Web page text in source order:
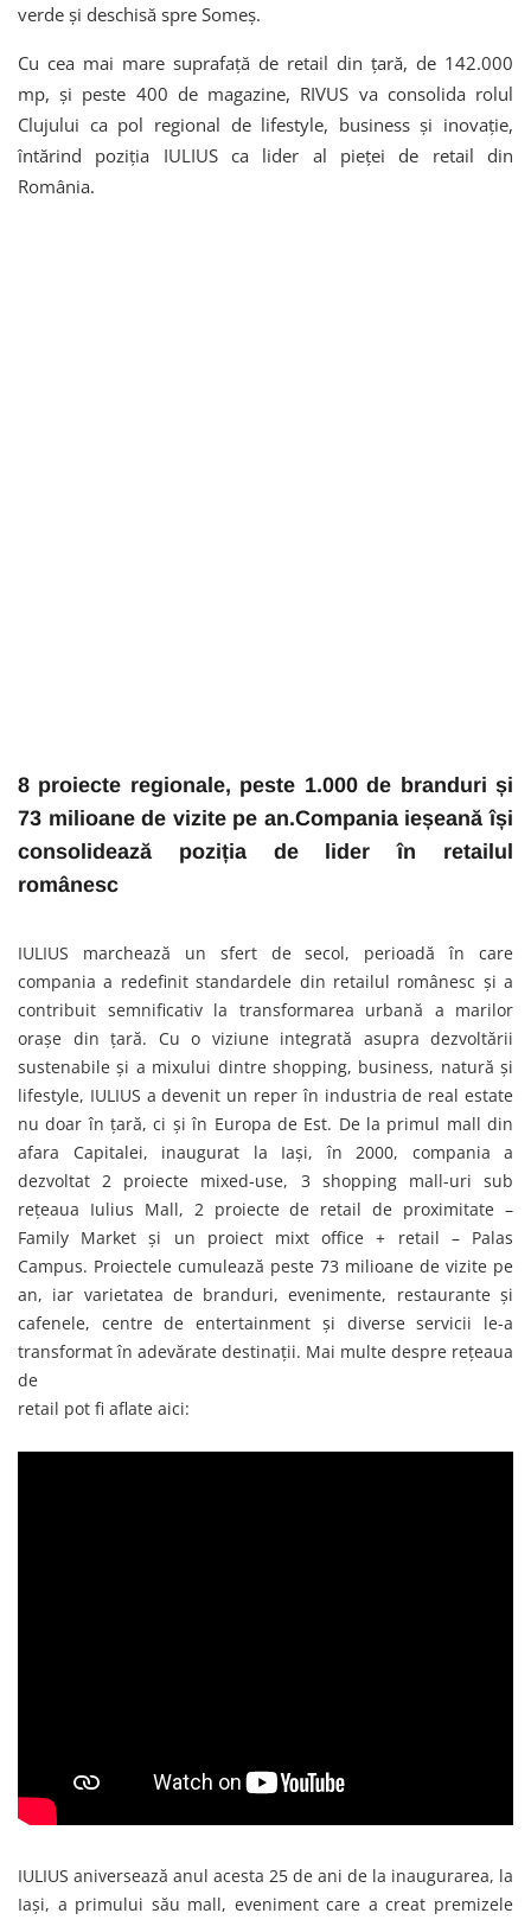
verde și deschisă spre Someș.
Cu cea mai mare suprafață de retail din țară, de 142.000
mp, și peste 400 de magazine, RIVUS va consolida rolul
Clujului ca pol regional de lifestyle, business și inovație,
întărind poziția IULIUS ca lider al pieței de retail din
România.
8 proiecte regionale, peste 1.000 de branduri și
73 milioane de vizite pe an.Compania ieșeană își
consolidează poziția de lider în retailul
românesc
IULIUS marchează un sfert de secol, perioadă în care
compania a redefinit standardele din retailul românesc și a
contribuit semnificativ la transformarea urbană a marilor
orașe din țară. Cu o viziune integrată asupra dezvoltării
sustenabile și a mixului dintre shopping, business, natură și
lifestyle, IULIUS a devenit un reper în industria de real estate
nu doar în țară, ci și în Europa de Est. De la primul mall din
afara Capitalei, inaugurat la Iași, în 2000, compania a
dezvoltat 2 proiecte mixed-use, 3 shopping mall-uri sub
rețeaua Iulius Mall, 2 proiecte de retail de proximitate –
Family Market și un proiect mixt office + retail – Palas
Campus. Proiectele cumulează peste 73 milioane de vizite pe
an, iar varietatea de branduri, evenimente, restaurante și
cafenele, centre de entertainment și diverse servicii le-a
transformat în adevărate destinații. Mai multe despre rețeaua
de
retail pot fi aflate aici:
IULIUS aniversează anul acesta 25 de ani de la inaugurarea, la
Iași, a primului său mall, eveniment care a creat premizele